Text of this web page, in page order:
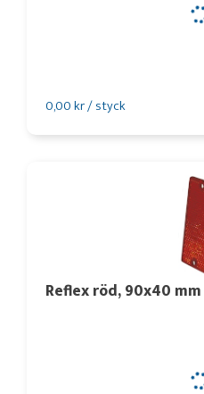
0,00 kr / styck
Reflex röd, 90x40 mm